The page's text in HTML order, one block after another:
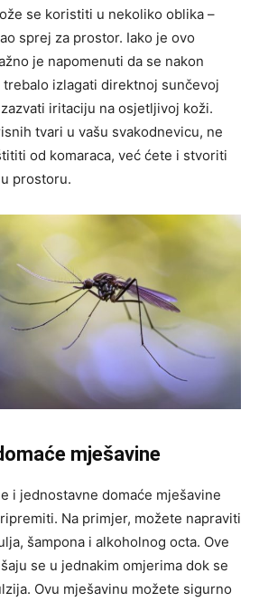
se koristiti u nekoliko oblika –
sprej za prostor. Iako je ovo
je napomenuti da se nakon
trebalo izlagati direktnoj sunčevoj
iritaciju na osjetljivoj koži.
tvari u vašu svakodnevicu, ne
od komaraca, već ćete i stvoriti
prostoru.
mješavine
i jednostavne domaće mješavine
Na primjer, možete napraviti
šampona i alkoholnog octa. Ove
se u jednakim omjerima dok se
Ovu mješavinu možete sigurno